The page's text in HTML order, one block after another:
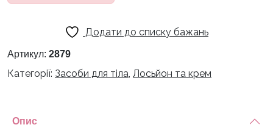
Додати до списку бажань
Артикул: 2879
Категорії: Засоби для тіла, Лосьйон та крем
Опис